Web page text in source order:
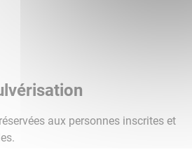
aux personnes inscrites et